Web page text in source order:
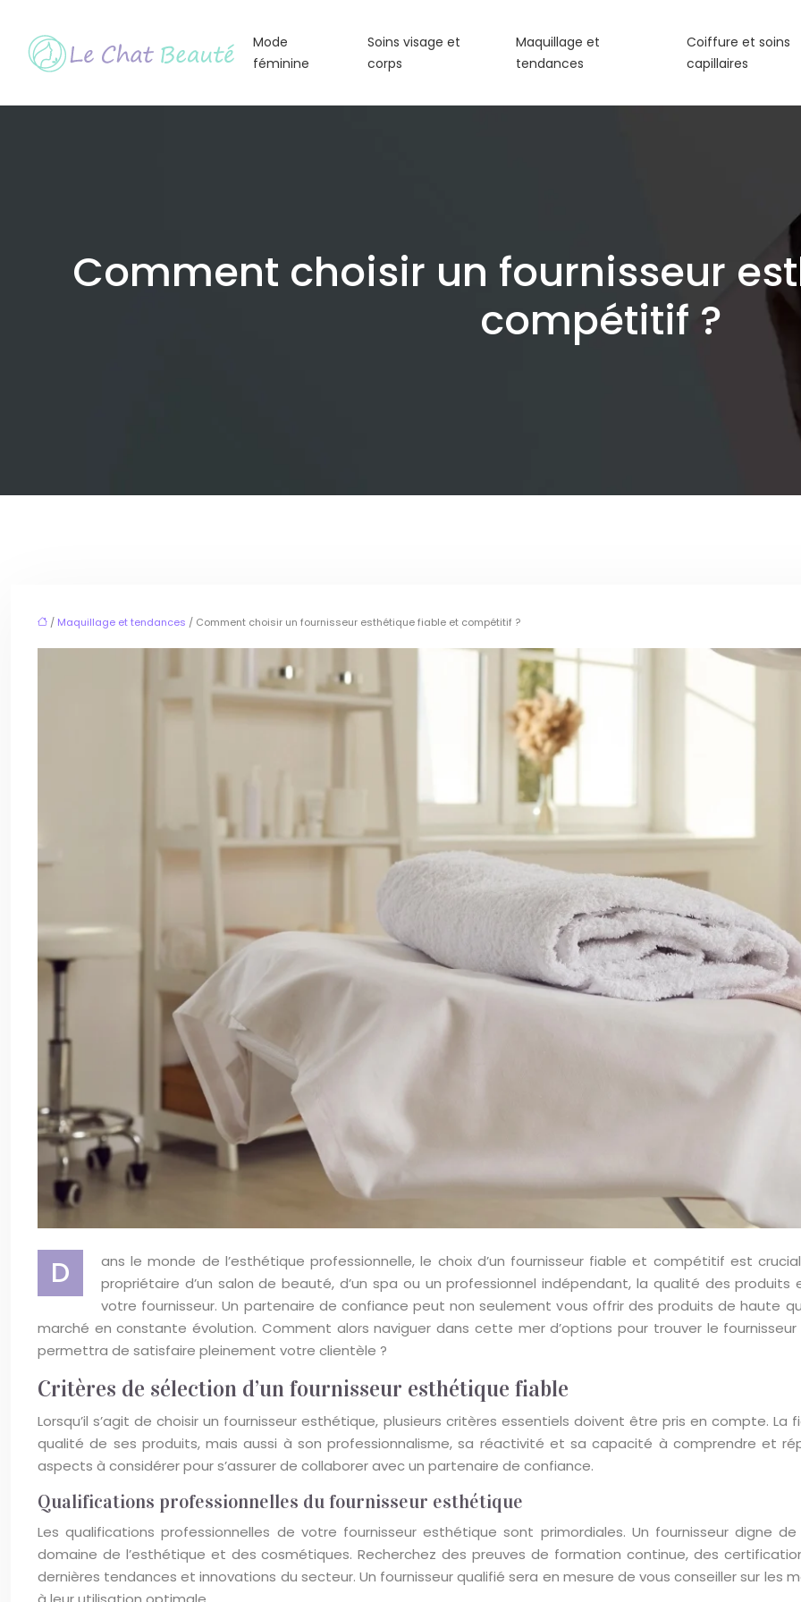
Mode
féminine
Soins visage et
corps
Maquillage et
tendances
Coiffure et soins
capillaires
Comment choisir un fournisseur
compétitif ?
/ Maquillage et tendances / Comment choisir un fournisseur esthétique fiable et compétitif ?
D
ans le monde de l’esthétique professionnelle, le choix d’un fournisseur fiable et compétitif est
propriétaire d’un salon de beauté, d’un spa ou un professionnel indépendant, la qualité des
votre fournisseur. Un partenaire de confiance peut non seulement vous offrir des produits de haute
marché en constante évolution. Comment alors naviguer dans cette mer d’options pour trouver le
permettra de satisfaire pleinement votre clientèle ?
Critères de sélection d’un fournisseur esthétique fiable
Lorsqu’il s’agit de choisir un fournisseur esthétique, plusieurs critères essentiels doivent être pris en compte.
qualité de ses produits, mais aussi à son professionnalisme, sa réactivité et sa capacité à comprendre et
aspects à considérer pour s’assurer de collaborer avec un partenaire de confiance.
Qualifications professionnelles du fournisseur esthétique
Les qualifications professionnelles de votre fournisseur esthétique sont primordiales. Un fournisseur digne
domaine de l’esthétique et des cosmétiques. Recherchez des preuves de formation continue, des
dernières tendances et innovations du secteur. Un fournisseur qualifié sera en mesure de vous conseiller sur les